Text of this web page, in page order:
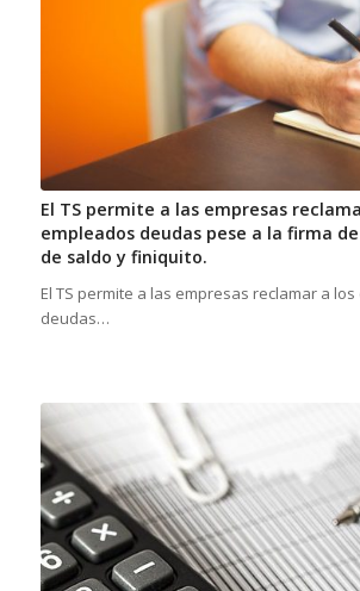
El TS permite a las empresas
empleados deudas pese a la firma
de saldo y finiquito.
El TS permite a las empresas reclamar a
deudas…